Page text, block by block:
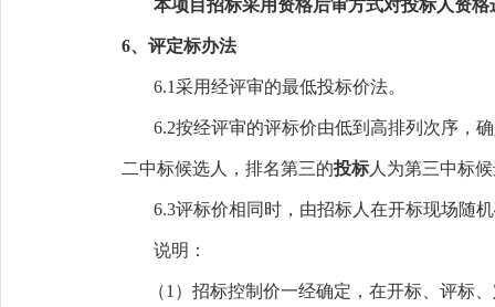
本项 目 招标采用资格后审方式对投标人资格
6、 评定标办法
6.1采用经评审的最低投标价法。
6.2按经评审的评标价由低到高排列次序，
二中标候选人，排名第三的投标人为第三中标
6.3评标价相同时，由招标人在开标现场随
说明：
（1）招标控制价一经确定，在开标、评标